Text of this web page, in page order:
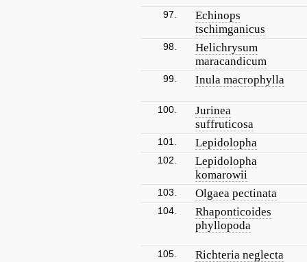
97.
Echinops
tschimganicus
98.
Helichrysum
maracandicum
99. Inula macrophylla
100.
Jurinea
suffruticosa
101. Lepidolopha
102.
Lepidolopha
komarowii
103. Olgaea pectinata
104.
Rhaponticoides
phyllopoda
105. Richteria neglecta